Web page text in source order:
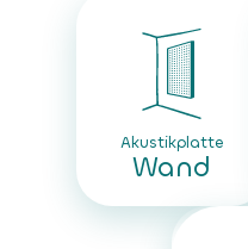
Akustikplatte
Wand